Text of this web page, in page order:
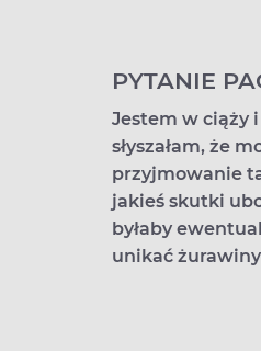
PYTANIE
Jestem w ciąży
słyszałam, że
przyjmowanie
jakieś skutki
byłaby
unikać